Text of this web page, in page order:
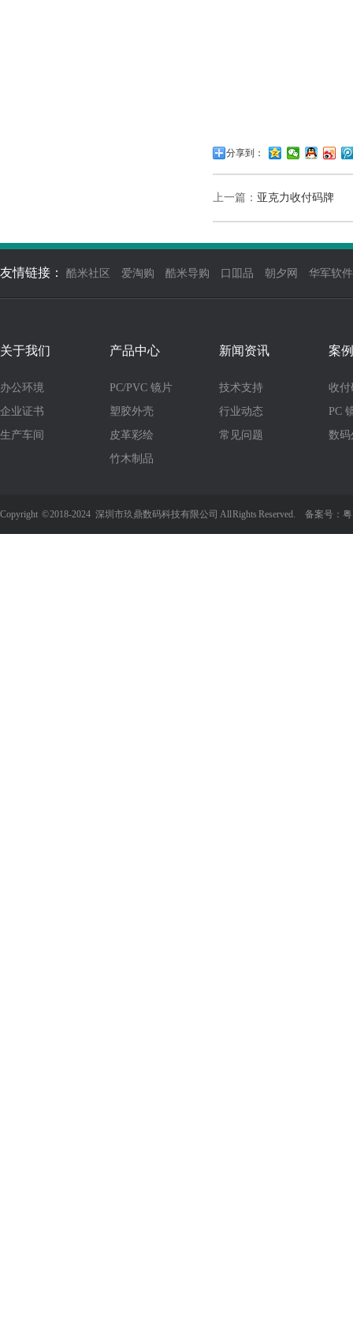
分享到：
上一篇： 亚克力收付码牌
友情链接： 酷米社区 爱淘购 酷米导购 口吅品 朝夕网 华军软
关于我们
办公环境
企业证书
生产车间
产品中心
PC/PVC 镜片
塑胶外壳
皮革彩绘
竹木制品
新闻资讯
技术支持
行业动态
常见问题
案
收付
PC
数码
Copyright ©2018-2024 深圳市玖鼎数码科技有限公司 All Rights Reserved. 备案号：